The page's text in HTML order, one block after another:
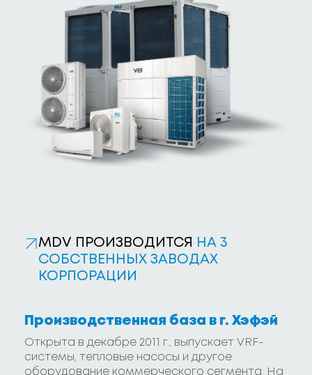
MDV ПРОИЗВОДИТСЯ НА 3
СОБСТВЕННЫХ ЗАВОДАХ
КОРПОРАЦИИ
Производственная база в г. Хэфэй
Открыта в декабре 2011 г., выпускает VRF-
системы, тепловые насосы и другое
оборудование коммерческого сегмента. На